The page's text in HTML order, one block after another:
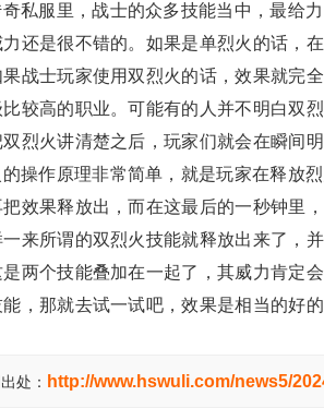
私服里，战士的众多技能当中，最给
还是很不错的。如果是单烈火的话，
战士玩家使用双烈火的话，效果就完
比较高的职业。可能有的人并不明白双
双烈火讲清楚之后，玩家们就会在瞬间
操作原理非常简单，就是玩家在释放
效果释放出，而在这最后的一秒钟里
来所谓的双烈火技能就释放出来了，
两个技能叠加在一起了，其威力肯定
，那就去试一试吧，效果是相当的好
处： http://www.hswuli.com/news5/